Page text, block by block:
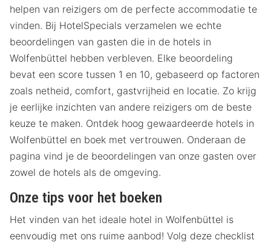
helpen van reizigers om de perfecte accommodatie te
vinden. Bij HotelSpecials verzamelen we echte
beoordelingen van gasten die in de hotels in
Wolfenbüttel hebben verbleven. Elke beoordeling
bevat een score tussen 1 en 10, gebaseerd op factoren
zoals netheid, comfort, gastvrijheid en locatie. Zo krijg
je eerlijke inzichten van andere reizigers om de beste
keuze te maken. Ontdek hoog gewaardeerde hotels in
Wolfenbüttel en boek met vertrouwen. Onderaan de
pagina vind je de beoordelingen van onze gasten over
zowel de hotels als de omgeving.
Onze tips voor het boeken
Het vinden van het ideale hotel in Wolfenbüttel is
eenvoudig met ons ruime aanbod! Volg deze checklist